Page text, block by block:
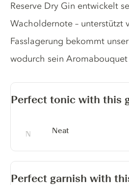
Reserve Dry Gin entwickelt
Wacholdernote – unterstützt
Fasslagerung bekommt
wodurch sein
Perfect tonic with this
Neat
Perfect garnish with